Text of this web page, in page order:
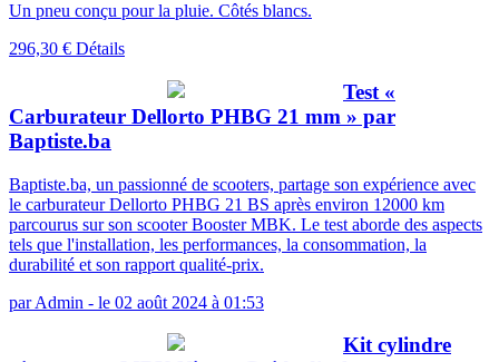
Un pneu conçu pour la pluie. Côtés blancs.
296,30 € Détails
Test «
Carburateur Dellorto PHBG 21 mm » par
Baptiste.ba
Baptiste.ba, un passionné de scooters, partage son expérience avec
le carburateur Dellorto PHBG 21 BS après environ 12000 km
parcourus sur son scooter Booster MBK. Le test aborde des aspects
tels que l'installation, les performances, la consommation, la
durabilité et son rapport qualité-prix.
parAdmin - le 02 août 2024 à 01:53
Kit cylindre